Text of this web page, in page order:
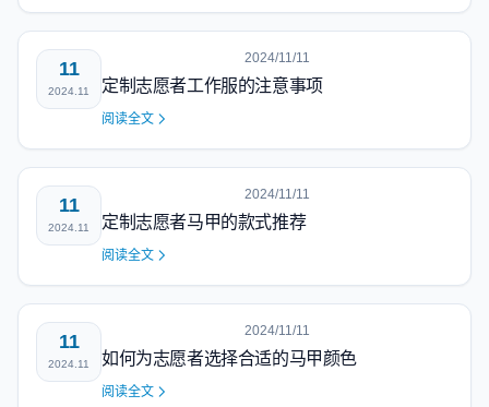
11
2024.11
2024/11/11
定制志愿者工作服的注意事项
阅读全文
11
2024.11
2024/11/11
定制志愿者马甲的款式推荐
阅读全文
11
2024.11
2024/11/11
如何为志愿者选择合适的马甲颜色
阅读全文